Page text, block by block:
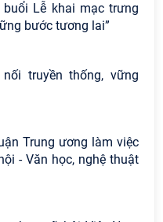
Lễ khai mạc trưng
bước tương lai”
truyền thống, vững
Trung ương làm việc
- Văn học, nghệ thuật
vệ
đàm